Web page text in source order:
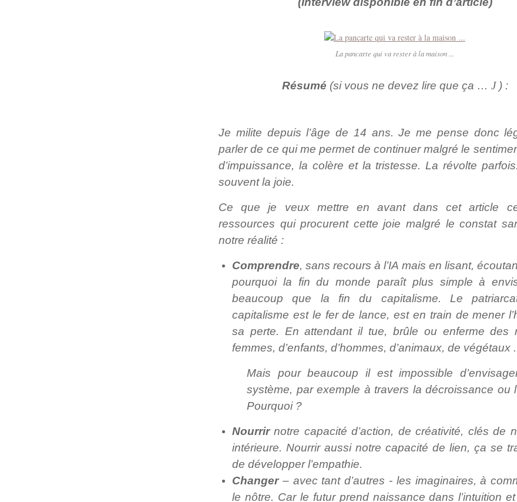
La pancarte qui va rester à la maison ...
Résumé (si vous ne devez lire que ça … J) :
Je milite depuis l’âge de 14 ans. Je me pense donc
parler de ce qui me permet de continuer malgré le
d’impuissance, la colère et la tristesse. La révolte
souvent la joie.
Ce que je veux mettre en avant dans cet article
ressources qui procurent cette joie malgré le constat
notre réalité :
Comprendre, sans recours à l’IA mais en lisant,
pourquoi la fin du monde paraît plus simple à
beaucoup que la fin du capitalisme. Le
capitalisme est le fer de lance, est en train de mener
sa perte. En attendant il tue, brûle ou enferme des
femmes, d’enfants, d’hommes, d’animaux, de végétaux
Mais pour beaucoup il est impossible
système, par exemple à travers la décroissance ou
Pourquoi ?
Nourrirnotre capacité d’action, de créativité, clés de
intérieure. Nourrir aussi notre capacité de lien, ça se
de développer l’empathie.
Changer– avec tant d’autres - les imaginaires, à
le nôtre. Car le futur prend naissance dans l’intuition